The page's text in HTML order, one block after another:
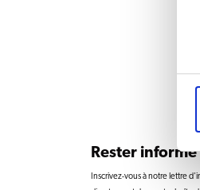
Rester informé
Inscrivez-vous à notre lettre